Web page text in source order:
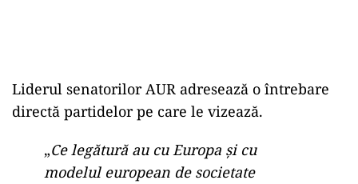
Liderul senatorilor AUR adresează o întrebare
directă partidelor pe care le vizează.
„Ce legătură au cu Europa şi cu
modelul european de societate